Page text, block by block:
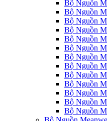
Bộ Nguồn
Bộ Nguồn
Bộ Nguồn
Bộ Nguồn
Bộ Nguồn
Bộ Nguồn
Bộ Nguồn
Bộ Nguồn
Bộ Nguồn
Bộ Nguồn
Bộ Nguồn
Bộ Nguồn
Bộ Nguồn